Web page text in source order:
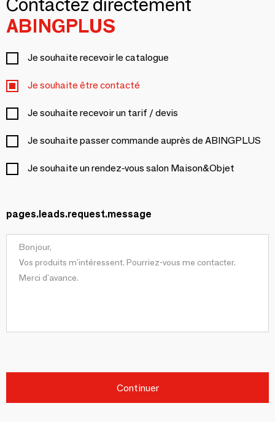
Contactez directement
ABINGPLUS
Je souhaite recevoir le catalogue
Je souhaite être contacté
Je souhaite recevoir un tarif / devis
Je souhaite passer commande auprès de ABINGPLUS
Je souhaite un rendez-vous salon Maison&Objet
pages.leads.request.message
Continuer